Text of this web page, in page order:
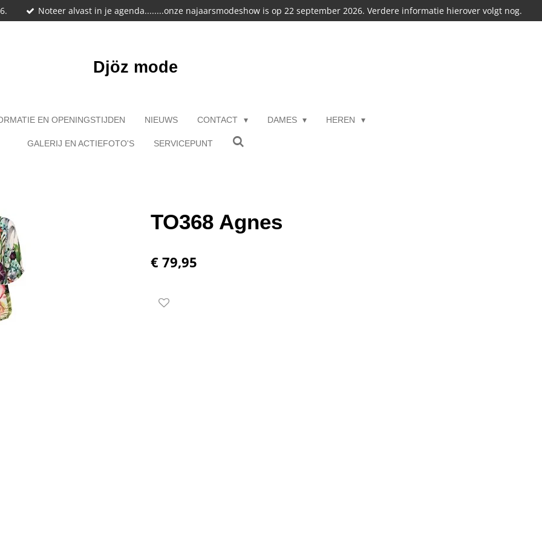
Noteer alvast in je agenda........onze najaarsmodeshow is op 22 september 2026. Verdere informatie hierover volgt nog.
Djöz mode
EN OPENINGSTIJDEN NIEUWS CONTACT DAMES HEREN
GALERIJ EN ACTIEFOTO'S SERVICEPUNT
TO368 Agnes
€ 79,95